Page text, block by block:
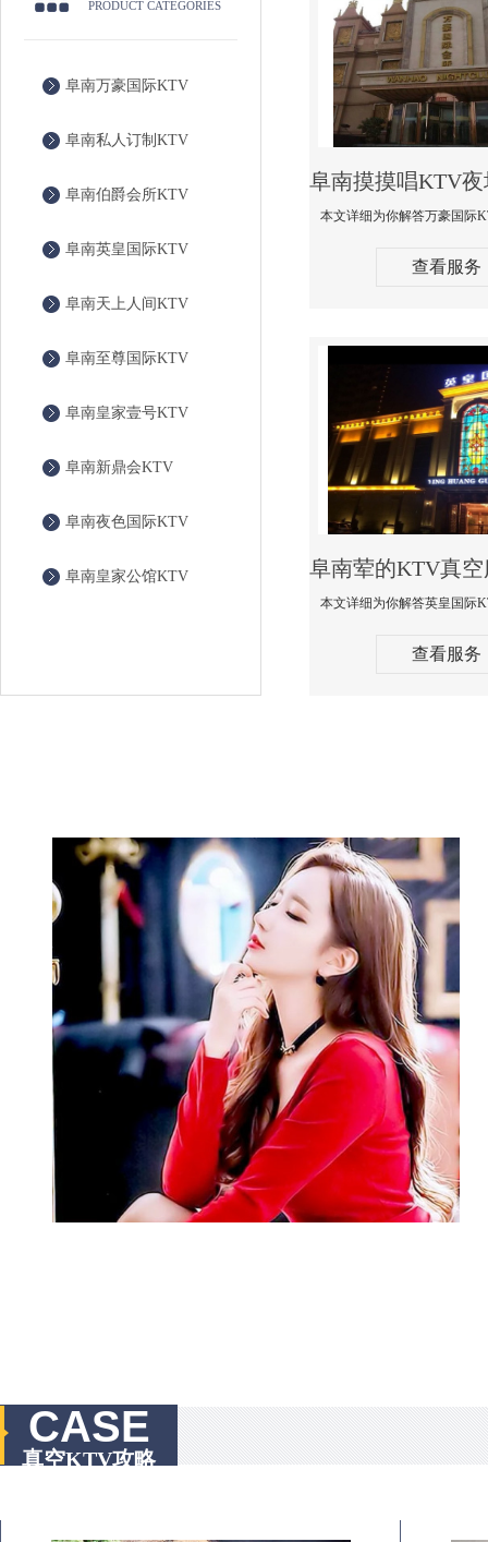
PRODUCT CATEGORIES
阜南万豪国际KTV
阜南私人订制KTV
阜南伯爵会所KTV
阜南英皇国际KTV
阜南天上人间KTV
阜南至尊国际KTV
阜南皇家壹号KTV
阜南新鼎会KTV
阜南夜色国际KTV
阜南皇家公馆KTV
查看服务
查看服务
CASE
真空KTV攻略